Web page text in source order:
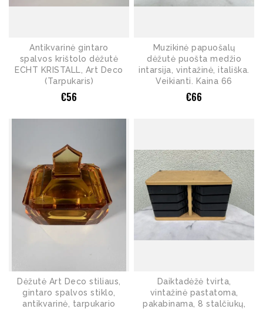
Antikvarinė gintaro
spalvos krištolo dėžutė
ECHT KRISTALL, Art Deco
(Tarpukaris)
€56
Muzikinė papuošalų
dėžutė puošta medžio
intarsija, vintažinė, itališka.
Veikianti. Kaina 66
€66
Dėžutė Art Deco stiliaus,
gintaro spalvos stiklo,
antikvarinė, tarpukario
Daiktadėžė tvirta,
vintažinė pastatoma,
pakabinama, 8 stalčiukų,